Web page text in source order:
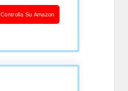
Controlla Su Amazon